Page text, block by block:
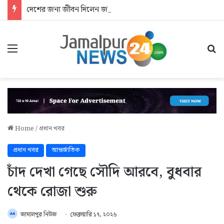
দেশের জন্য জীবন দিলেন জসিম: আশ্রয়হীন শহীদের পরিবার
Menu
Home/প্রধান খবর
প্রধান খবর আন্তর্জাতিক
চাঁদ দেখা গেছে সৌদি আরবে, বুধবার
থেকে রোজা শুরু
জামালপুর নিউজ ফেব্রুয়ারি ১৭, ২০২৬